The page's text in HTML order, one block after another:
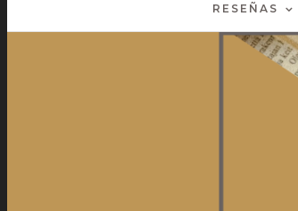
RESEÑAS